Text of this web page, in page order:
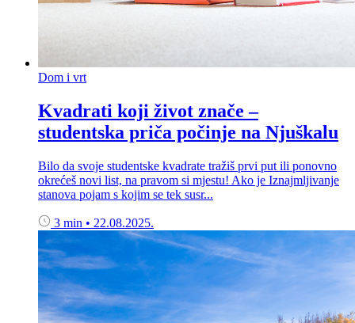
Dom i vrt
Kvadrati koji život znače –
studentska priča počinje na Njuškalu
Bilo da svoje studentske kvadrate tražiš prvi put ili ponovno
okrećeš novi list, na pravom si mjestu! Ako je Iznajmljivanje
stanova pojam s kojim se tek susr...
3 min • 22.08.2025.